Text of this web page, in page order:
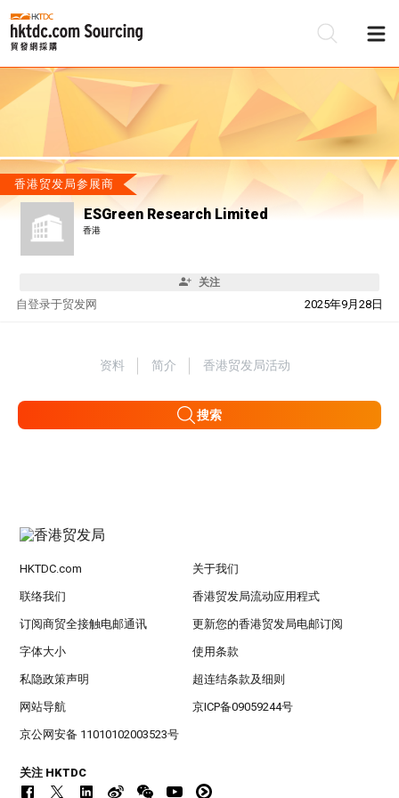
香港贸发局参展商
ESGreen Research Limited
香港
关注
自 2025年9月28日
登录于贸发网
资料 简介 香港贸发局活动
搜索
HKTDC.com 关于我们
联络我们 香港贸发局流动应用程式
订阅商贸全接触电邮通讯 更新您的香港贸发局电邮订阅
字体大小 使用条款
私隐政策声明 超连结条款及细则
网站导航 京ICP备09059244号
京公网安备 11010102003523号
关注 HKTDC